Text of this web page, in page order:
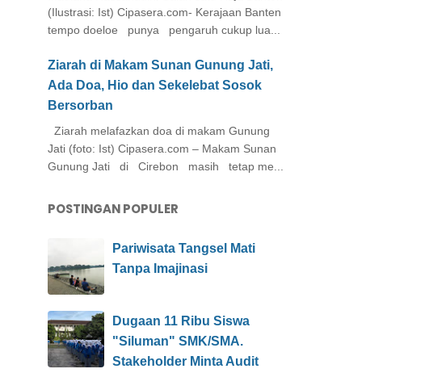
(Ilustrasi: Ist) Cipasera.com- Kerajaan Banten
tempo doeloe punya pengaruh cukup lua...
Ziarah di Makam Sunan Gunung Jati,
Ada Doa, Hio dan Sekelebat Sosok
Bersorban
Ziarah melafazkan doa di makam Gunung
Jati (foto: Ist) Cipasera.com – Makam Sunan
Gunung Jati di Cirebon masih tetap me...
POSTINGAN POPULER
Pariwisata Tangsel Mati
Tanpa Imajinasi
Dugaan 11 Ribu Siswa
"Siluman" SMK/SMA.
Stakeholder Minta Audit